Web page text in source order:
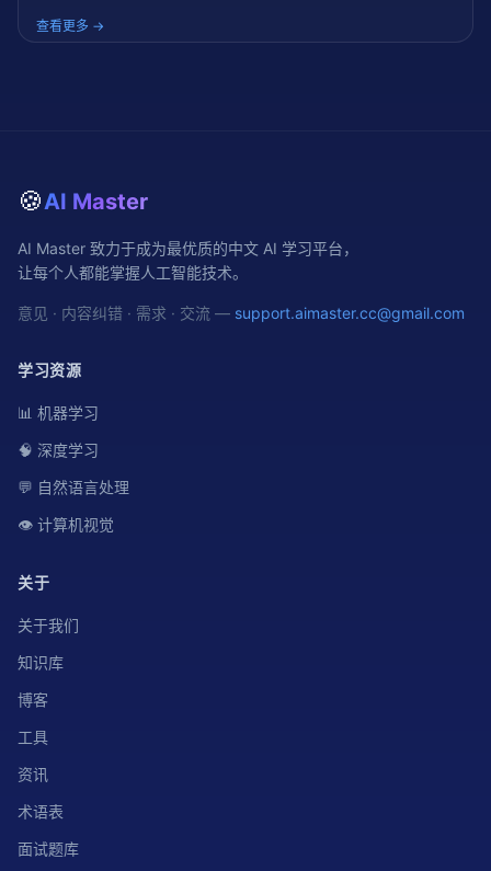
查看更多 →
🍪AI Master
AI Master 致力于成为最优质的中文 AI 学习平台，
让每个人都能掌握人工智能技术。
意见 · 内容纠错 · 需求 · 交流 — support.aimaster.cc@gmail.com
学习资源
📊 机器学习
🧠 深度学习
💬 自然语言处理
👁️ 计算机视觉
关于
关于我们
知识库
博客
工具
资讯
术语表
面试题库